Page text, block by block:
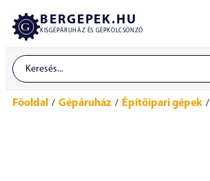
BERGEPEK.HU
KISGÉPÁRUHÁZ ÉS GÉPKÖLCSÖNZŐ
Főoldal / Gépáruház / Építőipari gépek /